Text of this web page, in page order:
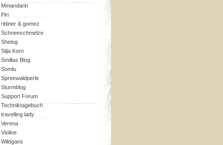
Mmandarin
Piri
rittiner & gomez
Schneeschmelze
Shelog
Silja Korn
Smillas Blog
Somlu
Spreewaldperle
Sturmblog
Support Forum
Techniktagebuch
travelling lady
Verena
Violine
Wildgans